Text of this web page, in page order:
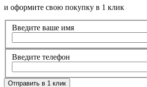
и оформите свою покупку в 1 клик
Введите ваше имя
Введите телефон